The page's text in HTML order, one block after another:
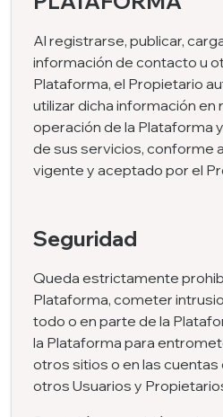
Al registrarse, publicar,
información de contacto u
Plataforma, el Propietario
utilizar dicha información en
operación de la Plataforma
de sus servicios, conforme
vigente y aceptado por el
Seguridad
Queda estrictamente
Plataforma, cometer
todo o en parte de la
la Plataforma para
otros sitios o en las
otros Usuarios y